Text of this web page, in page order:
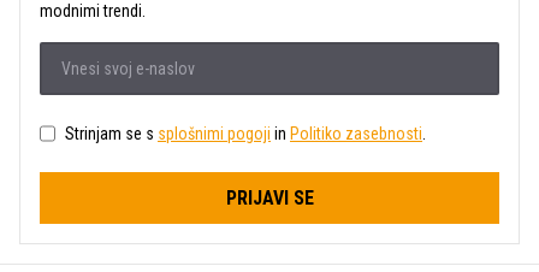
modnimi trendi.
Strinjam se s splošnimi pogoji in Politiko zasebnosti
PRIJAVI SE